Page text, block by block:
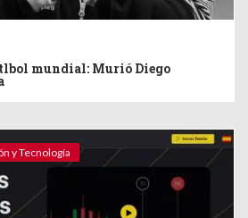
mundial: Murió Diego
y Tecnología